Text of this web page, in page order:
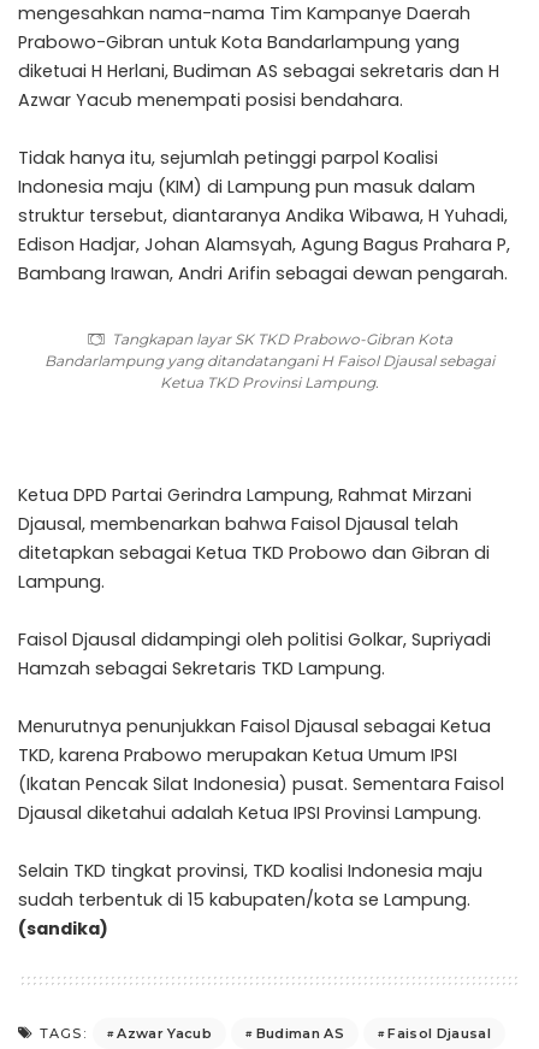
mengesahkan nama-nama Tim Kampanye Daerah
Prabowo-Gibran untuk Kota Bandarlampung yang
diketuai H Herlani, Budiman AS sebagai sekretaris dan H
Azwar Yacub menempati posisi bendahara.
Tidak hanya itu, sejumlah petinggi parpol Koalisi
Indonesia maju (KIM) di Lampung pun masuk dalam
struktur tersebut, diantaranya Andika Wibawa, H Yuhadi,
Edison Hadjar, Johan Alamsyah, Agung Bagus Prahara P,
Bambang Irawan, Andri Arifin sebagai dewan pengarah.
Tangkapan layar SK TKD Prabowo-Gibran Kota
Bandarlampung yang ditandatangani H Faisol Djausal sebagai
Ketua TKD Provinsi Lampung.
Ketua DPD Partai Gerindra Lampung, Rahmat Mirzani
Djausal, membenarkan bahwa Faisol Djausal telah
ditetapkan sebagai Ketua TKD Probowo dan Gibran di
Lampung.
Faisol Djausal didampingi oleh politisi Golkar, Supriyadi
Hamzah sebagai Sekretaris TKD Lampung.
Menurutnya penunjukkan Faisol Djausal sebagai Ketua
TKD, karena Prabowo merupakan Ketua Umum IPSI
(Ikatan Pencak Silat Indonesia) pusat. Sementara Faisol
Djausal diketahui adalah Ketua IPSI Provinsi Lampung.
Selain TKD tingkat provinsi, TKD koalisi Indonesia maju
sudah terbentuk di 15 kabupaten/kota se Lampung.
(sandika)
TAGS: Azwar Yacub Budiman AS
Faisol Djausal